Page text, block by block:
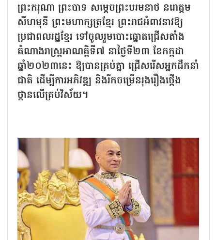
ព្រះករុណា ព្រះបាទ សម្តេចព្រះបរមនាថ នរោត្តម
សីហមុនី ព្រះមហាក្សត្រខ្មែរ ព្រះរាជអំពាវនាវឱ្យ
ប្រជាពលរដ្ឋខ្មែរ ទៅចូលរួមបោះឆ្នោតជ្រើសតាំង
តំណាងរាស្ត្រអាណត្តិទី៧ នាថ្ងៃទី២៣ ខែកក្កដា
ឆ្នាំ២០២៣នេះ ឱ្យបានគ្រប់គ្នា ជ្រើសរើសអ្នកដឹកនាំ
ជាតិ ដើម្បីការអភិវឌ្ឍ និងរីកចម្រើនរុងរឿងថ្កើង
ថ្កានលើគ្រប់វិស័យ។